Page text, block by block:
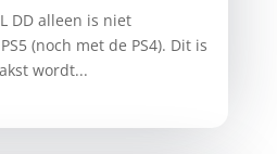
DD alleen is niet
(noch met de PS4). Dit is
wordt...